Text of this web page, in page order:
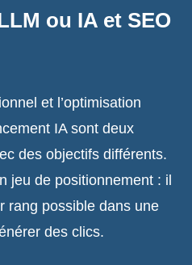
ou IA et SEO
et l’optimisation
IA sont deux
des objectifs différents.
jeu de positionnement : il
rang possible dans une
des clics.